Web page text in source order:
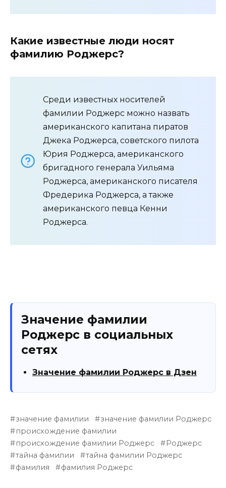
Какие известные люди носят
фамилию Роджерс?
Среди известных носителей
фамилии Роджерс можно назвать
американского капитана пиратов
Джека Роджерса, советского пилота
Юрия Роджерса, американского
бригадного генерала Уильяма
Роджерса, американского писателя
Фредерика Роджерса, а также
американского певца Кенни
Роджерса.
Значение фамилии
Роджерс в социальных
сетях
Значение фамилии Роджерс в Дзен
значение фамилии
значение фамилии Роджерс
происхождение фамилии
происхождение фамилии Роджерс
Роджерс
тайна фамилии
тайна фамилии Роджерс
фамилия
фамилия Роджерс